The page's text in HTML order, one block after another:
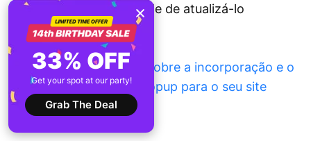
plugin, sem a necessidade de atualizá-lo
manualmente.
Obtenha mais detalhes sobre a incorporação e o
trabalho com o plugin Popup para o seu site
WordPress →
33% OFF
Get your spot at our party!
Grab The Deal